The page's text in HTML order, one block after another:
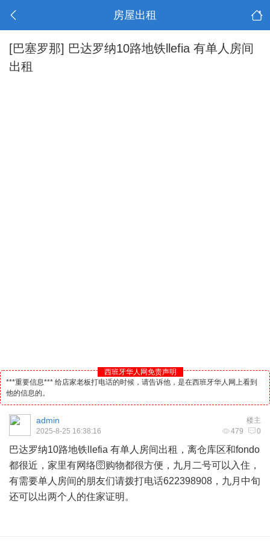
房屋出租
[巴塞罗那] 巴达罗纳10路地铁llefia 有单人房间
出租
西班牙华人网免责声明
***重要信息*** 给店家老板打电话的时候，请告诉他，是在西班牙华人网上看到
他的信息的。
楼主
admin
479 0
2025-8-25 16:38:16
巴达罗纳10路地铁llefia 有单人房间出租，离仓库区和fondo
都很近，家里有网络🛜购物都很方便，九月二号可以入住，
有需要单人房间的朋友们请拨打电话622398908，九月中旬
还可以出两个人的住家证明。